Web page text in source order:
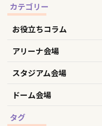
カテゴリー
お役立ちコラム
アリーナ会場
スタジアム会場
ドーム会場
タグ